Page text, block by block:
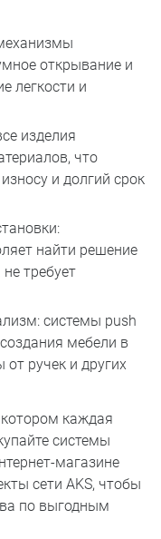
открывание и
легкости и
изделия
что
и долгий срок
найти решение
требует
системы push
мебели в
ручек и других
каждая
системы
магазине
сети AKS, чтобы
по выгодным